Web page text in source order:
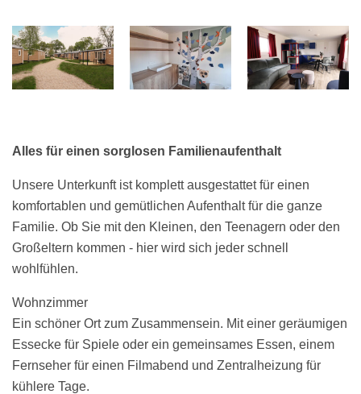
Alles für einen sorglosen Familienaufenthalt
Unsere Unterkunft ist komplett ausgestattet für einen
komfortablen und gemütlichen Aufenthalt für die ganze
Familie. Ob Sie mit den Kleinen, den Teenagern oder den
Großeltern kommen - hier wird sich jeder schnell
wohlfühlen.
Wohnzimmer
Ein schöner Ort zum Zusammensein. Mit einer geräumigen
Essecke für Spiele oder ein gemeinsames Essen, einem
Fernseher für einen Filmabend und Zentralheizung für
kühlere Tage.